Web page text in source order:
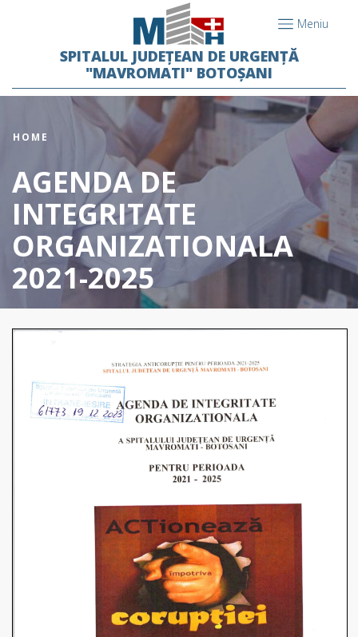
Meniu
SPITALUL JUDEȚEAN DE URGENȚĂ
"MAVROMATI" BOTOȘANI
HOME
AGENDA DE
INTEGRITATE
ORGANIZATIONALA
2021-2025